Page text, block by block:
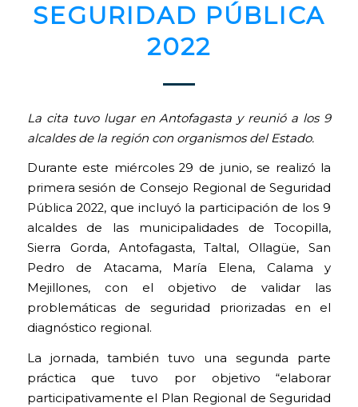
SEGURIDAD PÚBLICA
2022
La cita tuvo lugar en Antofagasta y reunió a los 9
alcaldes de la región con organismos del Estado.
Durante este miércoles 29 de junio, se realizó la
primera sesión de Consejo Regional de Seguridad
Pública 2022, que incluyó la participación de los 9
alcaldes de las municipalidades de Tocopilla,
Sierra Gorda, Antofagasta, Taltal, Ollagüe, San
Pedro de Atacama, María Elena, Calama y
Mejillones, con el objetivo de validar las
problemáticas de seguridad priorizadas en el
diagnóstico regional.
La jornada, también tuvo una segunda parte
práctica que tuvo por objetivo “elaborar
participativamente el Plan Regional de Seguridad